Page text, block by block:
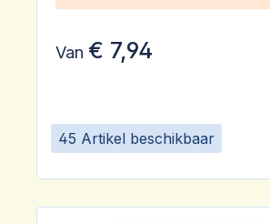
45 Artikel beschikbaar
Van € 7,94